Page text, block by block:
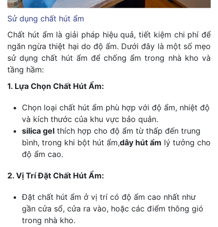
Sử dụng chất hút ẩm
Chất hút ẩm là giải pháp hiệu quả, tiết kiệm chi phí để
ngăn ngừa thiệt hại do độ ẩm. Dưới đây là một số mẹo
sử dụng chất hút ẩm để chống ẩm trong nhà kho và
tầng hầm:
1. Lựa Chọn Chất Hút Ẩm:
Chọn loại chất hút ẩm phù hợp với độ ẩm, nhiệt độ
và kích thước của khu vực bảo quản.
silica gel thích hợp cho độ ẩm từ thấp đến trung
bình, trong khi bột hút ẩm,dây hút ẩm lý tưởng cho
độ ẩm cao.
2. Vị Trí Đặt Chất Hút Ẩm:
Đặt chất hút ẩm ở vị trí có độ ẩm cao nhất như
gần cửa sổ, cửa ra vào, hoặc các điểm thông gió
trong nhà kho.